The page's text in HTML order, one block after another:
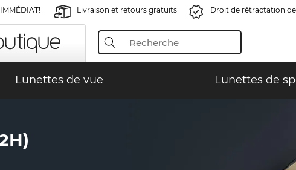
Livraison et retours gratuits Droit de rétractation
Lunettes de vue Lunettes de